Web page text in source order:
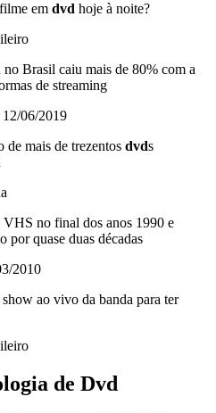
em dvd hoje à noite?
no Brasil caiu mais de 80% com a
de streaming
06/2019
de mais de trezentos dvds
VHS no final dos anos 1990 e
por quase duas décadas
2010
ao vivo da banda para ter
de Dvd